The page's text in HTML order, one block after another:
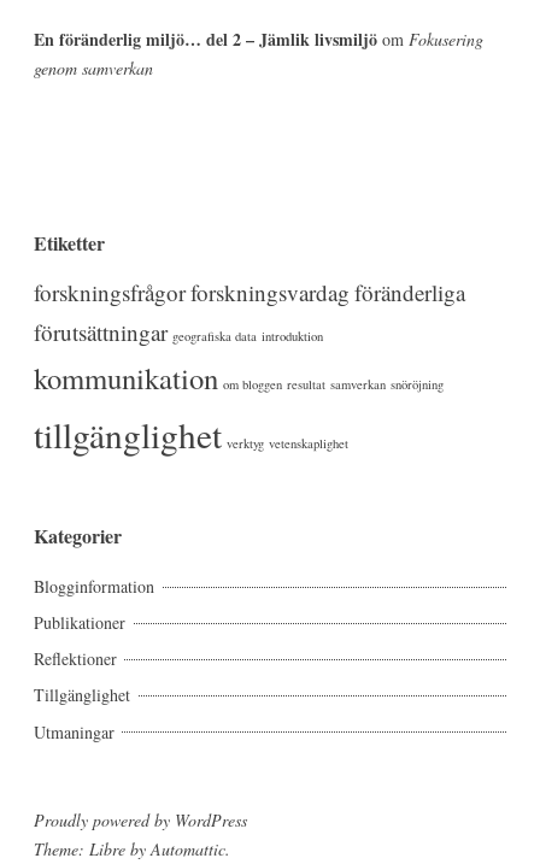
En föränderlig miljö… del 2 – Jämlik livsmiljö om Fokusering
genom samverkan
Etiketter
forskningsfrågorforskningsvardag föränderliga
förutsättningar geografiska data introduktion
kommunikation om bloggen resultat samverkan snöröjning
tillgänglighet verktyg vetenskaplighet
Kategorier
Blogginformation
Publikationer
Reflektioner
Tillgänglighet
Utmaningar
Proudly powered by WordPress
Theme: Libre by Automattic.